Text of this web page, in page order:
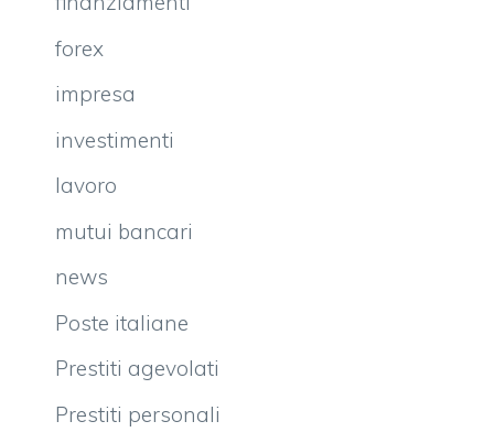
ancora oggi, a distanza di 3 anni, stiamo
pagando le conseguenze a livello globale.
Proprio per questo si tratta di un’iniziativa
giustizia agli avvenimenti degli ultimi anni.